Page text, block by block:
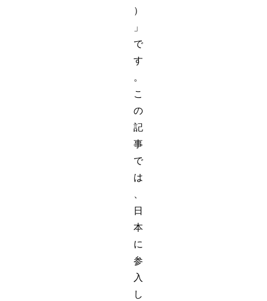
）
」
で
す
。
こ
の
記
事
で
は
日
本
に
参
入
し